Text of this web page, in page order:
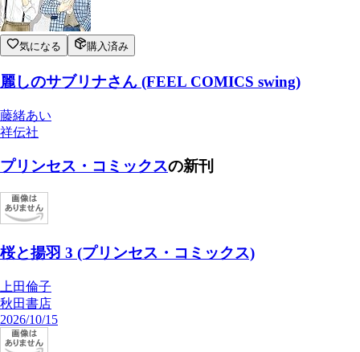
気になる 購入済み
麗しのサブリナさん (FEEL COMICS swing)
藤緒あい
祥伝社
プリンセス・コミックスの新刊
桜と揚羽 3 (プリンセス・コミックス)
上田倫子
秋田書店
2026/10/15